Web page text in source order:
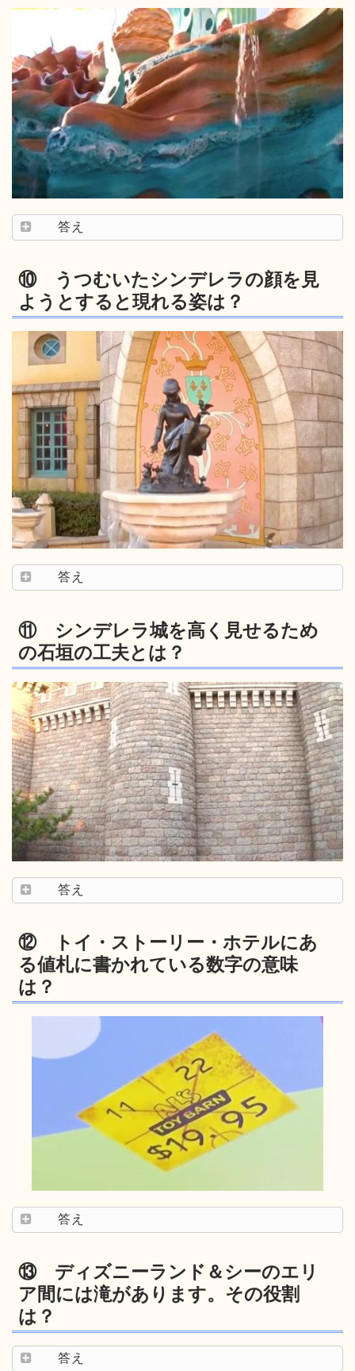
答え
⑩ うつむいたシンデレラの顔を見
ようとすると現れる姿は？
答え
⑪ シンデレラ城を高く見せるため
の石垣の工夫とは？
答え
⑫ トイ・ストーリー・ホテルにあ
る値札に書かれている数字の意味
は？
答え
⑬ ディズニーランド＆シーのエリ
ア間には滝があります。その役割
は？
答え